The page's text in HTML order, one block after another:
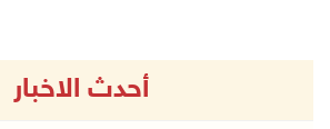
أحدث الاخبار